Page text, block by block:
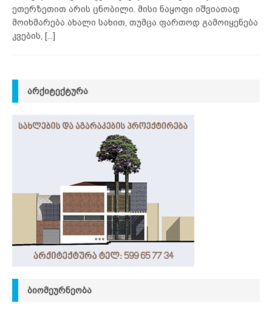
ეთერზეთით არის ცნობილი. მისი ნაყოფი იშვიათად
მოიხმარება ახალი სახით, თუმცა ფართოდ გამოიყენება
კვების, [...]
ᲐᲠᲥᲘᲢᲔᲥᲢᲣᲠᲐ
ᲑᲘᲝᲛᲔᲣᲠᲜᲔᲝᲑᲐ